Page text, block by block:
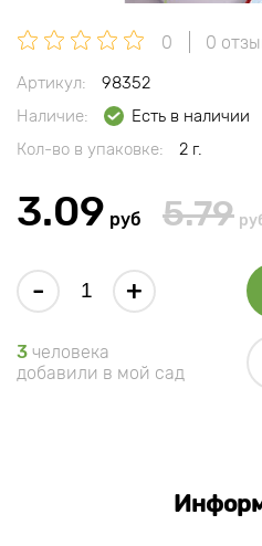
0 0
Артикул:
98352
Наличие:
Есть в наличии
Кол-во в упаковке:
2 г.
3.09 руб 5.79
- +
3 человека
добавили в мой сад